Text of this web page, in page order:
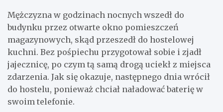
Mężczyzna w godzinach nocnych wszedł do
budynku przez otwarte okno pomieszczeń
magazynowych, skąd przeszedł do hostelowej
kuchni. Bez pośpiechu przygotował sobie i zjadł
jajecznicę, po czym tą samą drogą uciekł z miejsca
zdarzenia. Jak się okazuje, następnego dnia wrócił
do hostelu, ponieważ chciał naładować baterię w
swoim telefonie.